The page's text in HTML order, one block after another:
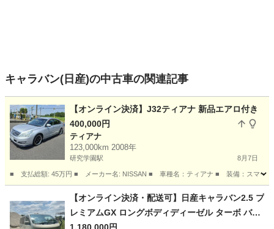
キャラバン(日産)の中古車の関連記事
【オンライン決済】J32ティアナ 新品エアロ付き
400,000円
ティアナ
123,000km 2008年
研究学園駅 8月7日
■ 支払総額: 45万円 ■ メーカー名: NISSAN ■ 車種名：ティアナ ■ 装備：スマー
研究学園駅 ティアナ
【オンライン決済・配送可】日産キャラバン2.5 プ
レミアムGX ロングボディディーゼル ターボ バッ